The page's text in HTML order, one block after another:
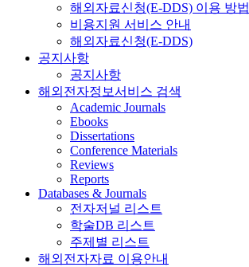
해외자료신청(E-DDS) 이용 방법
비용지원 서비스 안내
해외자료신청(E-DDS)
공지사항
공지사항
해외전자정보서비스 검색
Academic Journals
Ebooks
Dissertations
Conference Materials
Reviews
Reports
Databases & Journals
전자저널 리스트
학술DB 리스트
주제별 리스트
해외전자자료 이용안내